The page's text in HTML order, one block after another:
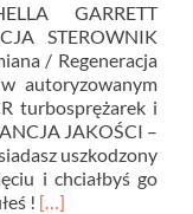
GARRETT
STEROWNIK
/ Regeneracja
autoryzowanym
turbosprężarek i
JAKOŚCI –
uszkodzony
i chciałbyś go
! Read
[…]